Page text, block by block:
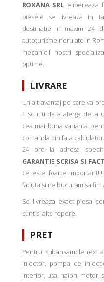
ROXANA SRL elibereaza
piesele se livreaza in
destinatie in maxim 24
autoturisme nerulate in
mecanicii nostri
optime.
LIVRARE
Un alt avantaj pe care va
fi scutiti de a alerga de la
cea mai buna varianta
comanda din fata
24 ore la adresa
GARANTIE SCRISA SI
ce este foarte
facuta si ne bucuram sa
Se livreaza exact piesa
sunt si alte repere.
PRET
Pentru subansamble (ex:
injector, pompa de
interior, usa, haion, motor,